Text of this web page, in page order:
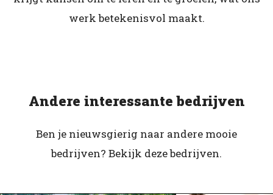
werk betekenisvol maakt.
Andere interessante bedrijven
Ben je nieuwsgierig naar andere mooie
bedrijven? Bekijk deze bedrijven.